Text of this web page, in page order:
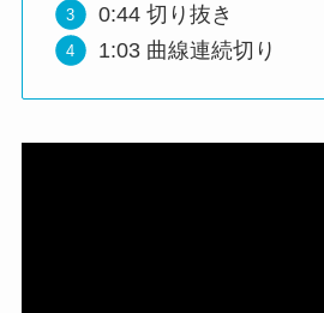
0:44​ 切り抜き
1:03​ 曲線連続切り